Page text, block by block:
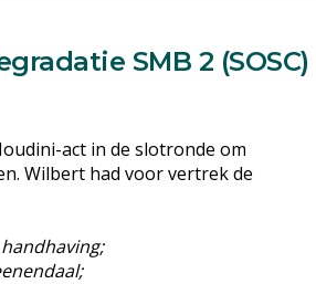
SMB 2 (SOSC)
act in de slotronde om
Wilbert had voor vertrek de